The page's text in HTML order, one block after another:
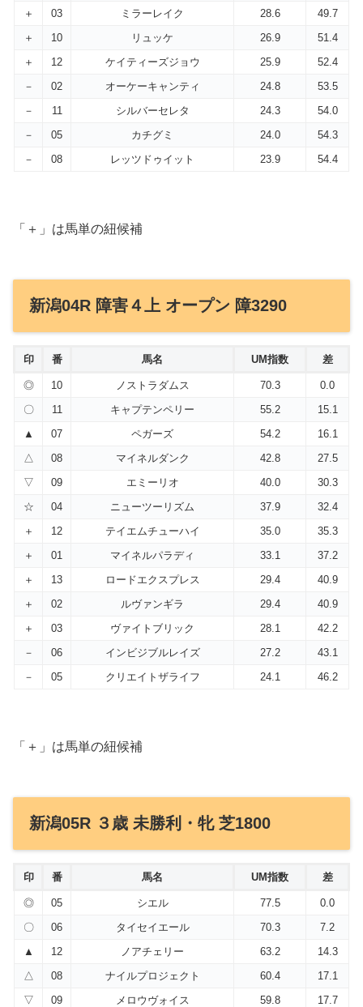
＋ 03 ミラーレイク 28.6
49.7
＋
10 リュッケ 26.9
51.4
＋
12 ケイティーズジョウ 25.9
52.4
－
02 オーケーキャンティ 24.8
53.5
－
11 シルバーセレタ 24.3
54.0
－
05 カチグミ 24.0
54.3
－
08 レッツドゥイット 23.9 54.4
「＋」は馬単の紐候補
新潟04R 障害４上 オープン 障3290
印 番 馬名 UM指数 差
◎ 10 ノストラダムス 70.3
0.0
〇
11 キャプテンペリー 55.2
15.1
▲
07 ペガーズ 54.2
16.1
△
08 マイネルダンク 42.8
27.5
▽
09 エミーリオ 40.0
30.3
☆
04 ニューツーリズム 37.9
32.4
＋
12 テイエムチューハイ 35.0
35.3
＋
01 マイネルパラディ 33.1
37.2
＋
13 ロードエクスプレス 29.4
40.9
＋
02 ルヴァンギラ 29.4
40.9
＋
03 ヴァイトブリック 28.1
42.2
－
06 インビジブルレイズ 27.2
43.1
－
05 クリエイトザライフ 24.1 46.2
「＋」は馬単の紐候補
新潟05R ３歳 未勝利・牝 芝1800
印 番 馬名 UM指数 差
◎ 05 シエル 77.5
0.0
〇
06 タイセイエール 70.3
7.2
▲
12 ノアチェリー 63.2
14.3
△
08 ナイルプロジェクト 60.4
17.1
▽
09 メロウヴォイス 59.8
17.7